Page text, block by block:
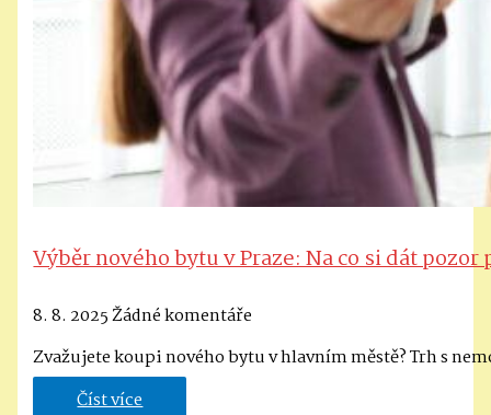
Výběr nového bytu v Praze: Na co si dát
8. 8. 2025Žádné komentáře
Zvažujete koupi nového bytu v hlavním městě? Trh s
Číst více